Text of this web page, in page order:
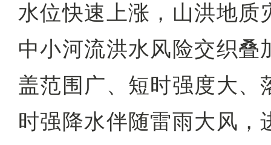
水位快速上涨，山洪地质
中小河流洪水风险交织叠
盖范围广、短时强度大、
时强降水伴随雷雨大风，